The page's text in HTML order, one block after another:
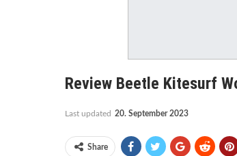
Review Beetle Kitesurf
Last updated 20. September 2023
Share